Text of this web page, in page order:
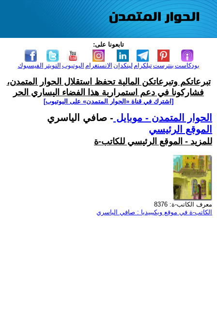
تابعونا على:
الفيسبوك التويتر اليوتيوب الانستغرام لينكدإن تيلكرامبنترست بودكاست
تبرعاتكم وتبرعاتكن المالية تحفظ استقلال الحوار المتمدن،
فشاركونا في دعم استمرارية هذا الفضاء اليساري الحر
[اشترك في قناة ‫«الحوار المتمدن» على اليوتيوب]
الحوار المتمدن - موبايل - صافي الياسري
الموقع الرئيسي
للمزيد - الموقع الرئيسي للكاتب-ة
معرف الكاتب-ة: 8376
الكاتب-ة في موقع ويكيبيديا : صافي الياسري